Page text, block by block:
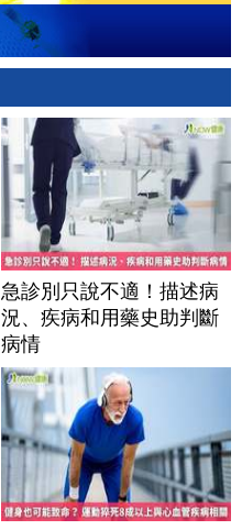
急診別只說不適！描述病
況、疾病和用藥史助判斷
病情